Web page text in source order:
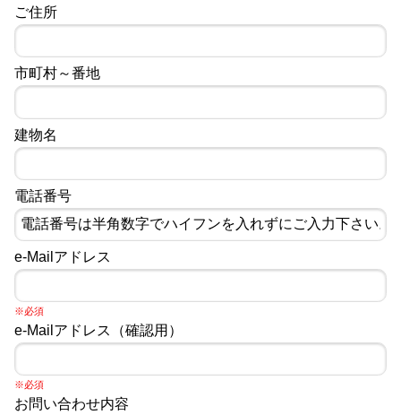
ご住所
市町村～番地
建物名
電話番号
e-Mailアドレス
※必須
e-Mailアドレス（確認用）
※必須
お問い合わせ内容